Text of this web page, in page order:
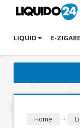
LIQUID E-
Home